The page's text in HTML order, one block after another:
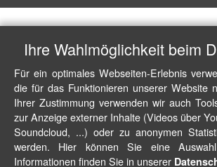
Ihre Wahlmöglichkeit beim
Für ein optimales Webseiten-Erlebnis
die für das Funktionieren unserer Website
Ihrer Zustimmung verwenden wir auch
zur Anzeige externer Inhalte (Videos über
Soundcloud, ...) oder zu anonymen
werden. Hier können Sie eine
Informationen finden Sie in unserer